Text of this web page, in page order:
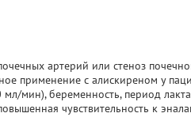
артерий или стеноз
применение с алискиреном у
мин), беременность, период
чувствительность к